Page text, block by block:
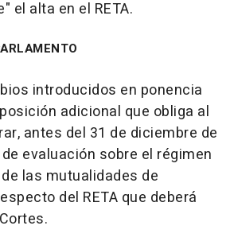
el alta en el RETA.
introducidos en ponencia
adicional que obliga al
antes del 31 de diciembre de
evaluación sobre el régimen
las mutualidades de
del RETA que deberá